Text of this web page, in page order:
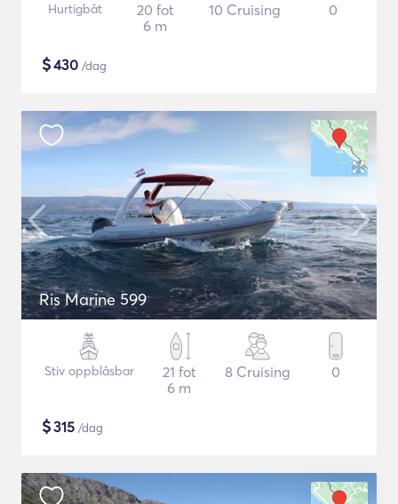
Hurtigbåt
20 fot
6 m
10 Cruising 0
$430 /dag
Ris Marine 599
Stiv oppblåsbar
21 fot
6 m
8 Cruising 0
$315 /dag